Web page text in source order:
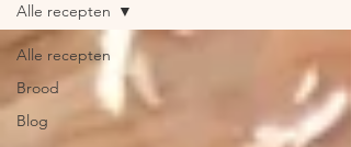
Alle recepten
Brood
Blog
Alle recepten